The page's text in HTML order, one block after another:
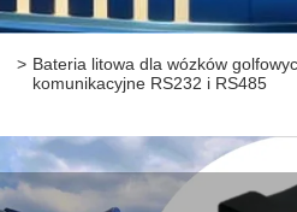
> Bateria litowa dla wózków
komunikacyjne RS232 i RS485